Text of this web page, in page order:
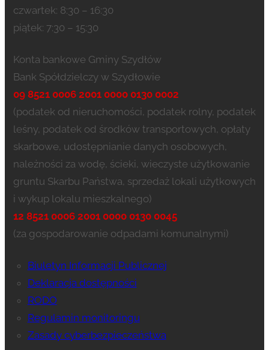
czwartek: 8:30 – 16:30
piątek: 7:30 – 15:30
Konta bankowe Gminy Szydłów
Bank Spółdzielczy w Szydłowie
09 8521 0006 2001 0000 0130 0002
(podatek od nieruchomości, podatek rolny, podatek
leśny, podatek od środków transportowych, opłaty
skarbowe, udostępnianie danych osobowych,
należności za wodę, ścieki, wieczyste użytkowanie
gruntu Skarbu Państwa, sprzedaż lokali użytkowych
i wykup lokalu mieszkalnego)
12 8521 0006 2001 0000 0130 0045
(za gospodarowanie odpadami komunalnymi)
Biuletyn Informacji Publicznej
Deklaracja dostępności
RODO
Regulamin monitoringu
Zasady cyberbezpieczeństwa